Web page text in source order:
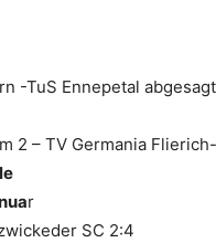
-TuS Ennepetal abgesagt
2 – TV Germania
r
SC 2:4